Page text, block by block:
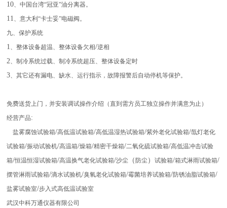
10、中国台湾“冠亚”油分离器。
11、意大利“卡士妥”电磁阀。
九、保护系统
1、整体设备超温、整体设备欠相/逆相
2、制冷系统过载、制冷系统超压、整体设备定时
3、其它还有漏电、缺水、运行指示，故障报警后自动停机等保护。
免费送货上门，并安装调试操作介绍（直到需方员工独立操作并满意为止）
经营产品:
盐雾腐蚀试验箱/高低温试验箱/高低温湿热试验箱/紫外老化试验箱/氙灯老化
试验箱/振动试验机/高温箱/燥箱/精密干燥箱/二氧化硫试验箱/高低温冲击试验
箱/恒温恒湿试验箱/高温换气老化试验箱/沙尘 （防尘 ）试验箱/箱式淋雨试验箱/
摆管淋雨试验箱/滴水试验机/臭氧老化试验箱/霉菌培养试验箱/防锈油脂试验箱/
盐雾试验室/步入式高低温试验室
武汉中科万通仪器有限公司